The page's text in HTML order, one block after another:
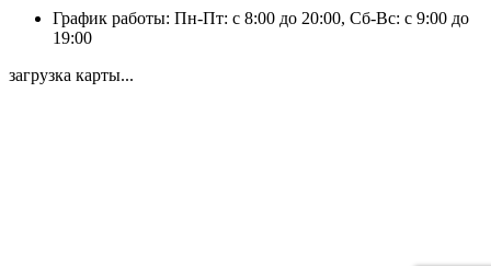
График работы: Пн-Пт: с 8:00 до 20:00, Сб-Вс: с 9:00 до
19:00
загрузка карты...